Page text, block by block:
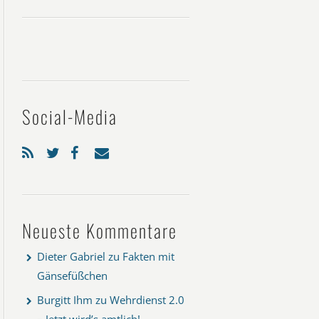
Social-Media
Neueste Kommentare
Dieter Gabriel zu Fakten mit
Gänsefüßchen
Burgitt Ihm zu Wehrdienst 2.0